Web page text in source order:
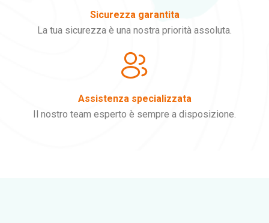
Sicurezza garantita
La tua sicurezza è una nostra priorità assoluta.
Assistenza specializzata
Il nostro team esperto è sempre a disposizione.